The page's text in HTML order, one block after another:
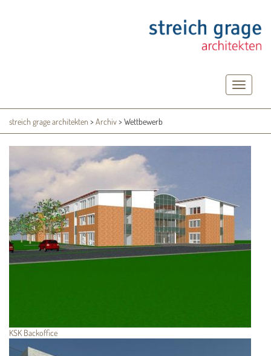
Toggle
navigation
streich grage architekten > Archiv> Wettbewerb
KSK Backoffice